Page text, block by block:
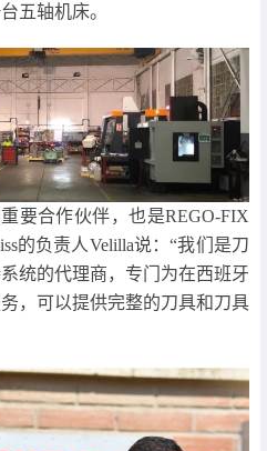
五轴机床。
重要合作伙伴，也是REGO-FIX
的负责人Velilla说：“我们是刀
统的代理商，专门为在西班牙
，可以提供完整的刀具和刀具